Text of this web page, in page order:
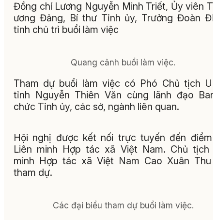
Đồng chí Lương Nguyễn Minh Triết, Ủy viên
ương Đảng, Bí thư Tỉnh ủy, Trưởng Đoàn
tỉnh chủ trì buổi làm việc
Quang cảnh buổi làm việc.
Tham dự buổi làm việc có Phó Chủ tịch
tỉnh Nguyễn Thiên Văn cùng lãnh đạo
chức Tỉnh ủy, các sở, ngành liên quan.
Hội nghị được kết nối trực tuyến đến điểm
Liên minh Hợp tác xã Việt Nam. Chủ tịch
minh Hợp tác xã Việt Nam Cao Xuân Thu
tham dự.
Các đại biểu tham dự buổi làm việc.